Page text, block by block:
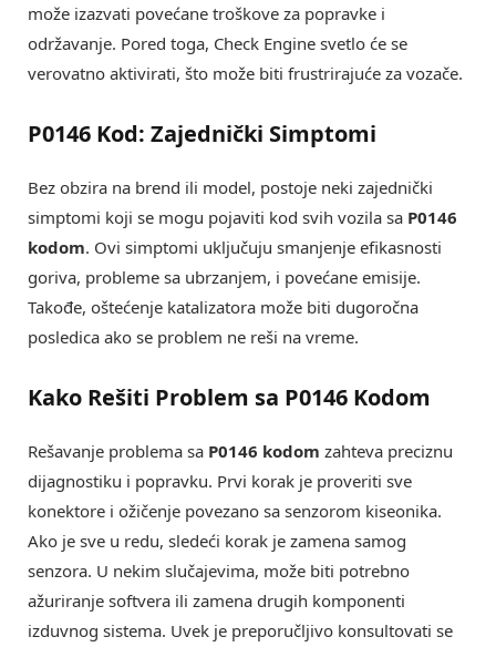
može izazvati povećane troškove za popravke i
održavanje. Pored toga, Check Engine svetlo će se
verovatno aktivirati, što može biti frustrirajuće za vozače.
P0146 Kod: Zajednički Simptomi
Bez obzira na brend ili model, postoje neki zajednički
simptomi koji se mogu pojaviti kod svih vozila sa P0146
kodom. Ovi simptomi uključuju smanjenje efikasnosti
goriva, probleme sa ubrzanjem, i povećane emisije.
Takođe, oštećenje katalizatora može biti dugoročna
posledica ako se problem ne reši na vreme.
Kako Rešiti Problem sa P0146 Kodom
Rešavanje problema sa P0146 kodom zahteva preciznu
dijagnostiku i popravku. Prvi korak je proveriti sve
konektore i ožičenje povezano sa senzorom kiseonika.
Ako je sve u redu, sledeći korak je zamena samog
senzora. U nekim slučajevima, može biti potrebno
ažuriranje softvera ili zamena drugih komponenti
izduvnog sistema. Uvek je preporučljivo konsultovati se